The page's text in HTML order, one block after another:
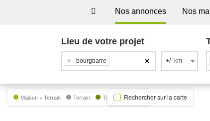
Nos annonces Nos
Lieu de votre projet
×
× bourgbarre +/- km
Maison + Terrain Terrain Trecobat GreenRechercher sur la carte